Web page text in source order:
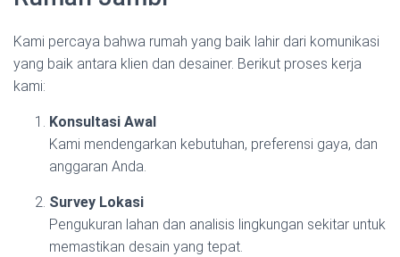
Kami percaya bahwa rumah yang baik lahir dari komunikasi
yang baik antara klien dan desainer. Berikut proses kerja
kami:
Konsultasi Awal
Kami mendengarkan kebutuhan, preferensi gaya, dan
anggaran Anda.
Survey Lokasi
Pengukuran lahan dan analisis lingkungan sekitar untuk
memastikan desain yang tepat.